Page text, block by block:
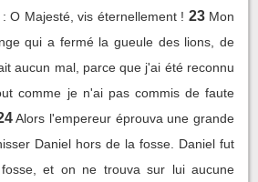
O Majesté, vis éternellement ! 23 Mon
qui a fermé la gueule des lions, de
aucun mal, parce que j'ai été reconnu
comme je n'ai pas commis de faute
Alors l'empereur éprouva une grande
Daniel hors de la fosse. Daniel fut
et on ne trouva sur lui aucune